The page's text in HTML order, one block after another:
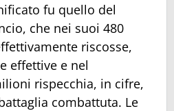
fu quello del
che nei suoi 480
riscosse,
effettive e nel
rispecchia, in cifre,
combattuta. Le